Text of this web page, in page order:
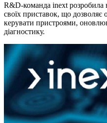
R&D-команда inext розробила
своїх приставок, що дозволяє
керувати пристроями,
діагностику.